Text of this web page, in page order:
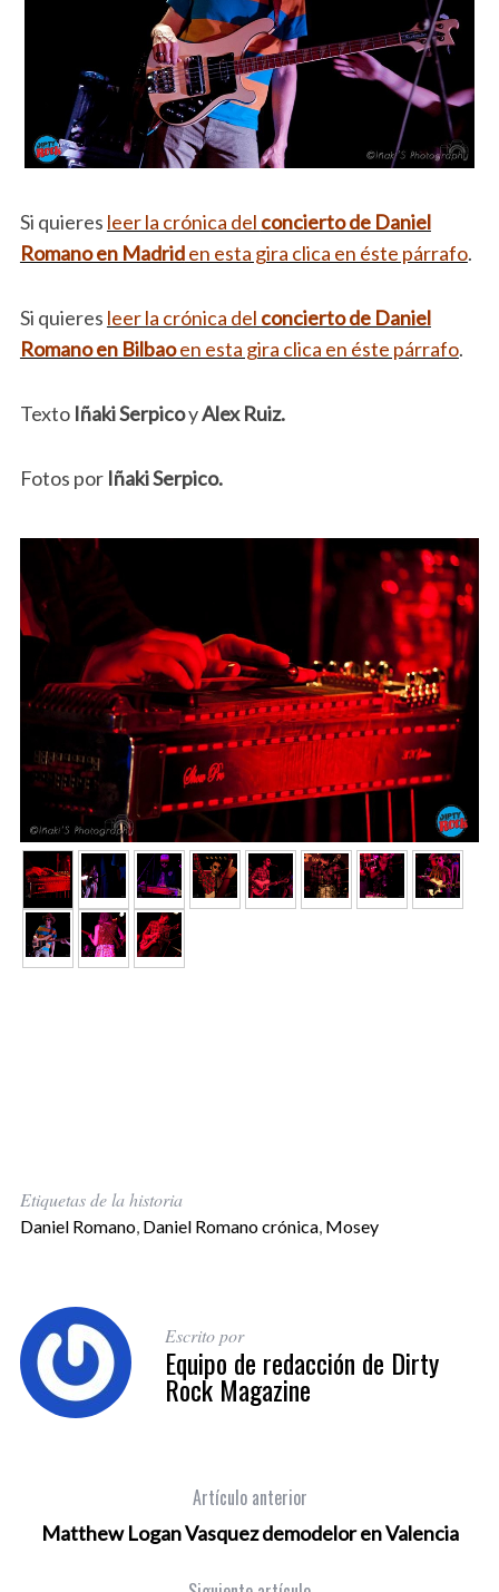
Si quieres leer la crónica del concierto de Daniel
Romano en Madriden esta gira clica en éste párrafo.
Si quieres leer la crónica del concierto de Daniel
Romano en Bilbaoen esta gira clica en éste párrafo.
TextoIñaki SerpicoyAlex Ruiz.
Fotos por Iñaki Serpico.
Etiquetas de la historia
Daniel Romano, Daniel Romano crónica, Mosey
Escrito por
Equipo de redacción de Dirty
Rock Magazine
Artículo anterior
Matthew Logan Vasquez demodelor en Valencia